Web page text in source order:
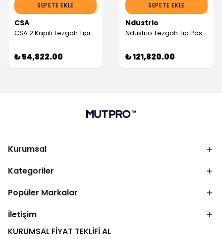
SEPETE EKLE
CSA
CSA 2 Kapılı Tezgah Tipi Buzdolabı 430 Kalite (Servis Garantili)
₺ 54,822.00
SEPETE EKLE
Ndustrio
Ndustrio Tezgah Tip Pastane Buzdolabı, 4 Kapılı (Servis Garantili)
₺ 121,820.00
Kurumsal
Kategoriler
Popüler Markalar
İletişim
KURUMSAL FİYAT TEKLİFİ AL